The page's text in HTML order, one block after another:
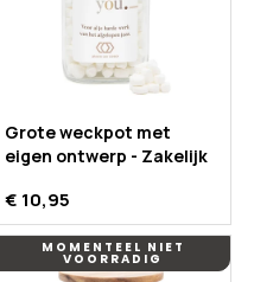
Grote weckpot met
eigen ontwerp - Zakelijk
€ 10,95
MOMENTEEL NIET
VOORRADIG